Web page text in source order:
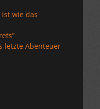
wie das
letzte Abenteuer